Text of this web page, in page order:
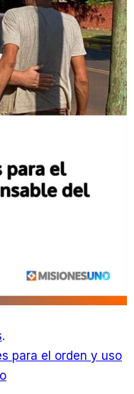
.
para el orden y uso